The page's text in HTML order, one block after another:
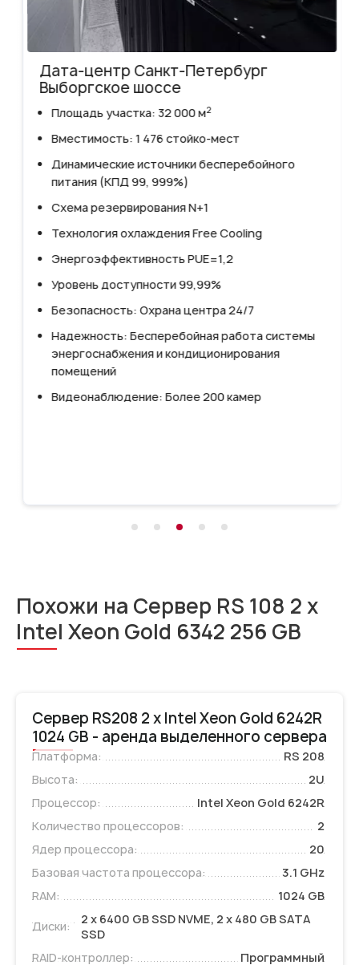
Дата-центр Санкт-Петербург
Выборгское шоссе
Площадь участка: 32 000 м2
Вместимость: 1 476 стойко-мест
Динамические источники бесперебойного
питания (КПД 99, 999%)
Схема резервирования N+1
Технология охлаждения Free Cooling
Энергоэффективность PUE=1,2
Уровень доступности 99,99%
Безопасность: Охрана центра 24/7
Надежность: Бесперебойная работа системы
энергоснабжения и кондиционирования
помещений
Видеонаблюдение: Более 200 камер
Похожи на Сервер RS 108 2 x
Intel Xeon Gold 6342 256 GB
Сервер RS208 2 x Intel Xeon Gold 6242R
1024 GB - аренда выделенного сервера
Платформа:
RS 208
Высота:
2U
Процессор:
Intel Xeon Gold 6242R
Количество процессоров:
2
Ядер процессора:
20
Базовая частота процессора:
3.1 GHz
RAM:
1024 GB
Диски:
2 x 6400 GB SSD NVME, 2 x 480 GB SATA
SSD
RAID-контроллер:
Программный